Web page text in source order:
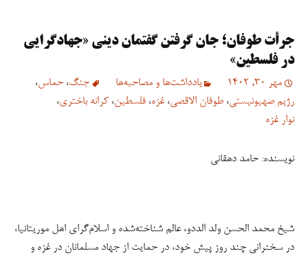
جرأت طوفان؛ جان گرفتن گفتمان دینی «جهادگرایی
در فلسطین»
مهر 30, 1402 یادداشت‌ها و مصاحبه‌ها جنگ، حماس،
رژیم صهیونیستی، طوفان الاقصی، غزه، فلسطین، کرانه باختری،
نوار غزه
نویسنده: حامد دهقانی
شیخ محمد الحسن ولد الددو، عالم شناخته‌شده و اسلام‌گرای اهل موریتانیا،
در سخنرانی چند روز پیش خود، در حمایت از جهاد مسلمانان در غزه و